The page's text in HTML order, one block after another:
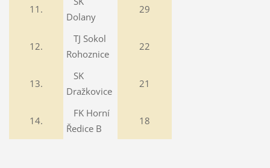
11.
Dolany
29
12.
TJ Sokol
Rohoznice
22
13.
SK
Dražkovice
21
14.
FK Horní
Ředice B
18